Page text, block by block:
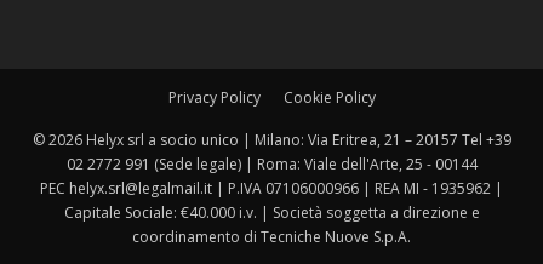
Privacy Policy Cookie Policy
© 2026 Helyx srl a socio unico | Milano: Via Eritrea, 21 – 20157 Tel +39
02 2772 991 (Sede legale) | Roma: Viale dell'Arte, 25 - 00144
PEC helyx.srl@legalmail.it | P.IVA 07106000966 | REA MI - 1935962 |
Capitale Sociale: €40.000 i.v. | Società soggetta a direzione e
coordinamento di Tecniche Nuove S.p.A.